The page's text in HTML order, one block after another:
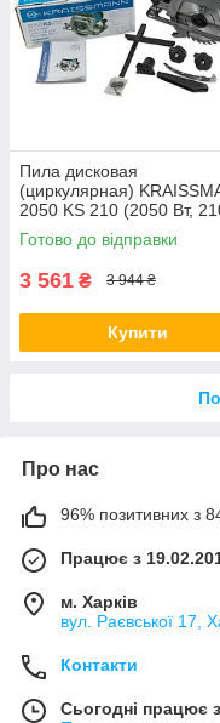
Пила дисковая
(циркулярная)
2050 KS 210 (2050 Вт,
мм, Переворотная)
Германия
Готово до відправки
3 561 ₴ 3 944 ₴
Купити
Про нас
96% позитивних з 84
Працює з
м. Харків
вул. Раєвської 17,
Контакти
Сьогодні працює